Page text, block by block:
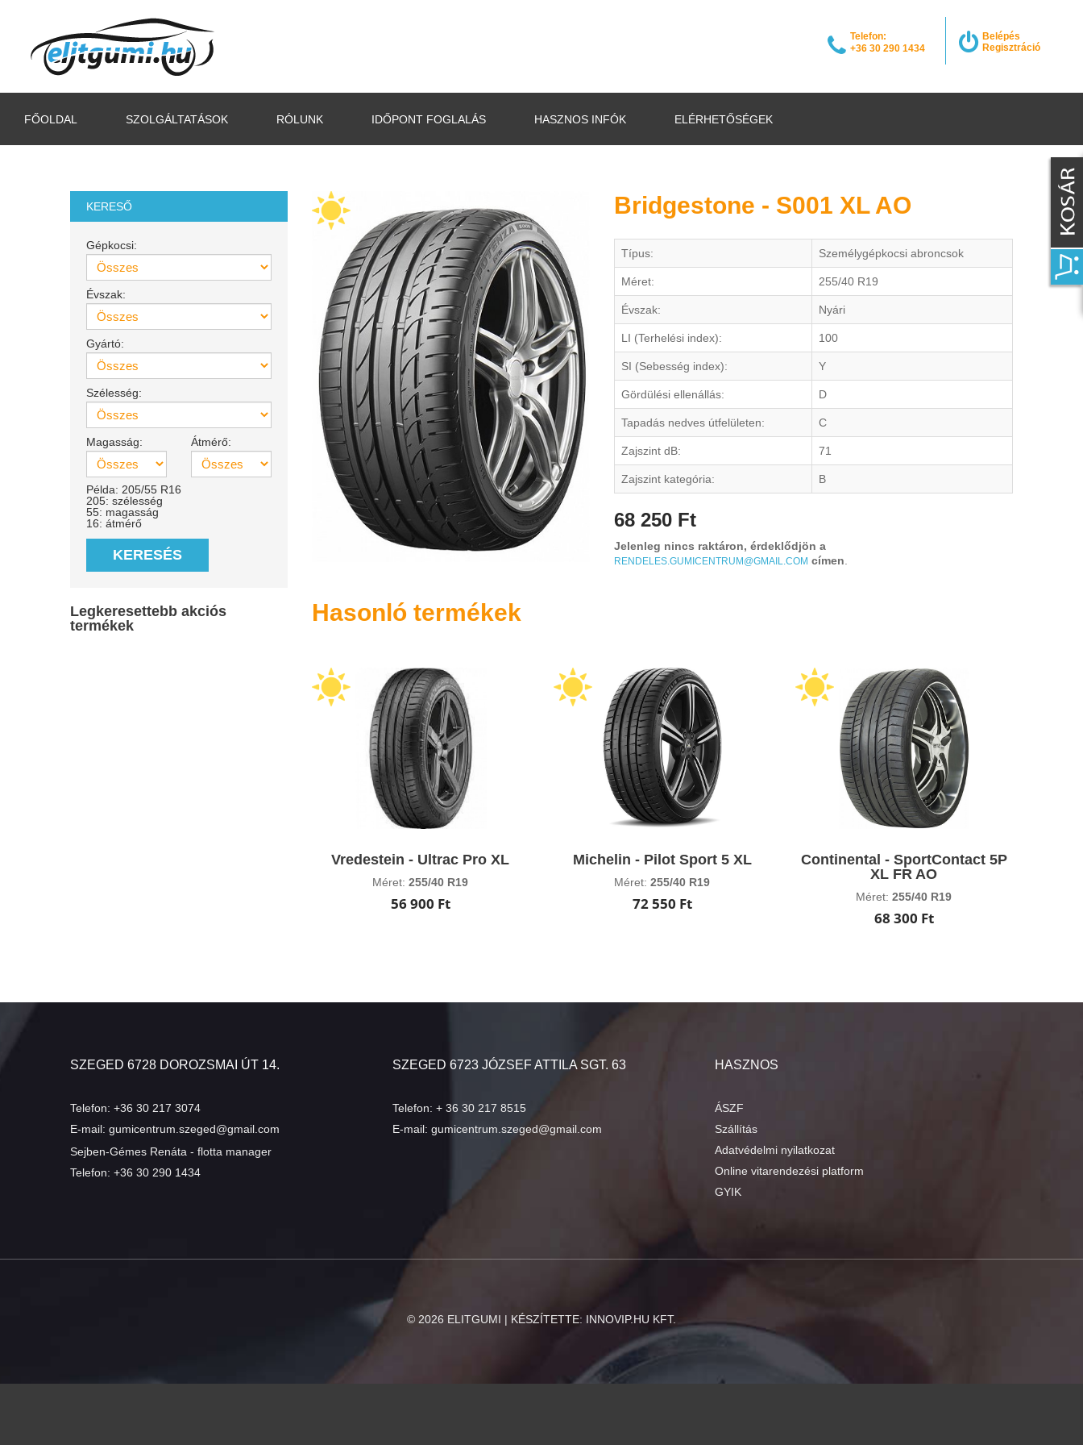
Belépés
Regisztráció
Telefon:
+36 30 290 1434
FŐOLDAL SZOLGÁLTATÁSOK RÓLUNK IDŐPONT FOGLALÁS HASZNOS INFÓK ELÉRHETŐSÉGEK
KERESŐ
Gépkocsi:
Évszak:
Gyártó:
Szélesség:
Magasság: Átmérő:
Példa: 205/55 R16
205: szélesség
55: magasság
16: átmérő
KERESÉS
Legkeresettebb akciós
termékek
Bridgestone - S001 XL AO
Típus: Személygépkocsi abroncsok
Méret: 255/40 R19
Évszak: Nyári
LI (Terhelési index): 100
SI (Sebesség index): Y
Gördülési ellenállás: D
Tapadás nedves útfelületen: C
Zajszint dB: 71
Zajszint kategória: B
68 250 Ft
Jelenleg nincs raktáron, érdeklődjön a
RENDELES.GUMICENTRUM@GMAIL.COM címen
Hasonló termékek
Vredestein - Ultrac Pro XL
Méret:255/40 R19
56 900 Ft
Michelin - Pilot Sport 5 XL
Méret:255/40 R19
72 550 Ft
Continental - SportContact 5P
XL FR AO
Méret:255/40 R19
68 300 Ft
SZEGED 6728 DOROZSMAI ÚT 14.
Telefon: +36 30 217 3074
E-mail: gumicentrum.szeged@gmail.com
Sejben-Gémes Renáta - flotta manager
Telefon: +36 30 290 1434
SZEGED 6723 JÓZSEF ATTILA SGT. 63
Telefon: + 36 30 217 8515
E-mail: gumicentrum.szeged@gmail.com
HASZNOS
ÁSZF
Szállítás
Adatvédelmi nyilatkozat
Online vitarendezési platform
GYIK
© 2026 ELITGUMI | KÉSZÍTETTE: INNOVIP.HU KFT.